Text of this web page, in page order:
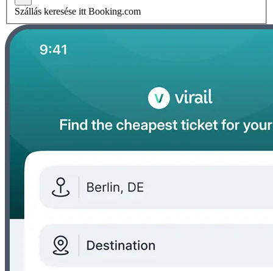
Szállás keresése itt Booking.com